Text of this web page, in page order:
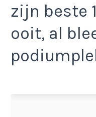
zijn beste
ooit, al